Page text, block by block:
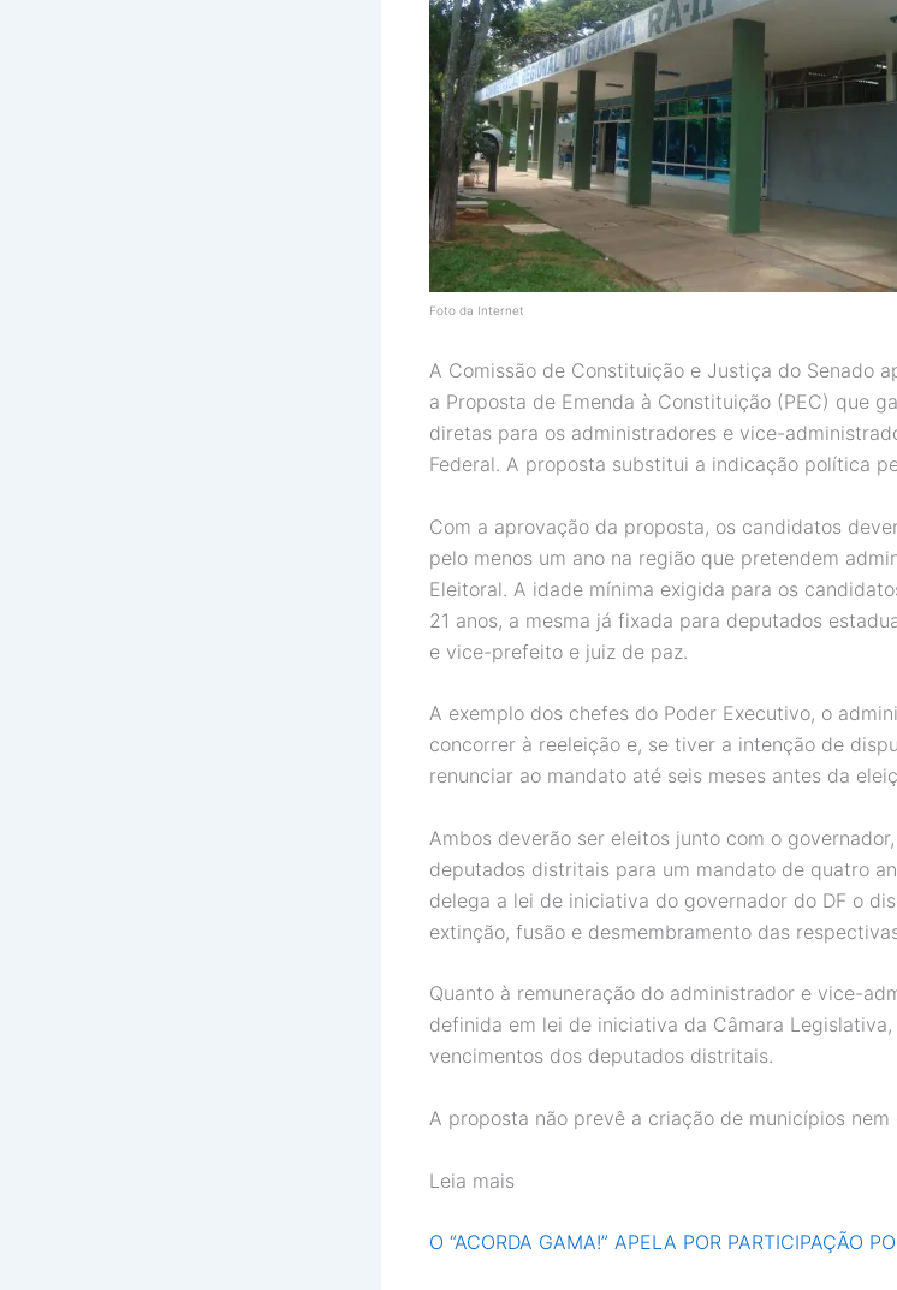
Foto da Internet
A Comissão de Constituição e Justiça do Senado
a Proposta de Emenda à Constituição (PEC) que
diretas para os administradores e vice-
Federal. A proposta substitui a indicação política
Com a aprovação da proposta, os candidatos
pelo menos um ano na região que pretendem
Eleitoral. A idade mínima exigida para os
21 anos, a mesma já fixada para deputados
e vice-prefeito e juiz de paz.
A exemplo dos chefes do Poder Executivo, o
concorrer à reeleição e, se tiver a intenção de
renunciar ao mandato até seis meses antes da
Ambos deverão ser eleitos junto com o
deputados distritais para um mandato de quatro
delega a lei de iniciativa do governador do DF o
extinção, fusão e desmembramento das
Quanto à remuneração do administrador e vice-
definida em lei de iniciativa da Câmara
vencimentos dos deputados distritais.
A proposta não prevê a criação de municípios nem
Leia mais
O “ACORDA GAMA!” APELA POR PARTICIPAÇÃO